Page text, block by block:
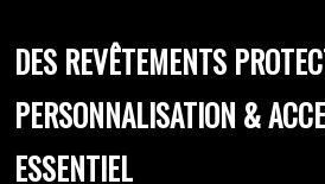
DES REVÊTEMENTS
PERSONNALISATION &
ESSENTIEL